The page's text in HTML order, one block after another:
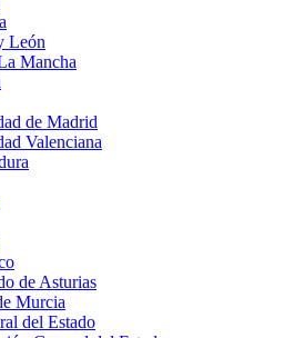
León
Mancha
de Madrid
Valenciana
de Asturias
Murcia
del Estado